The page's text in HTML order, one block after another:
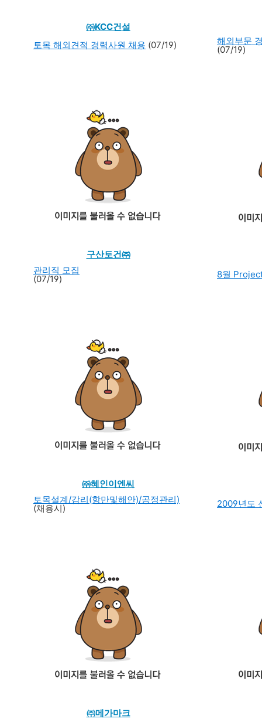
㈜KCC건설
토목 해외견적 경력사원 채용 (07/19) 해외부문
(07/19)
구산토건㈜
관리직 모집
(07/19) 8월
㈜혜인이엔씨
토목설계/감리(항만및해안)/공정관리)
(채용시) 2009년도
㈜메가마크